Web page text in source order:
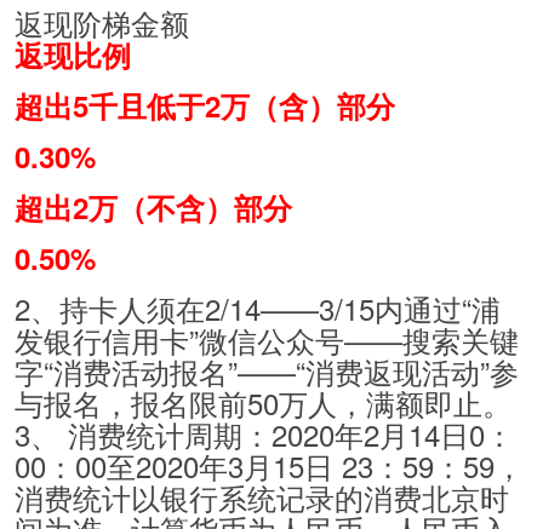
返现阶梯金额
返现比例
超出5千且低于2万（含）部分
0.30%
超出2万（不含）部分
0.50%
2、持卡人须在2/14——3/15内通过“浦
发银行信用卡”微信公众号——搜索关键
字“消费活动报名”——“消费返现活动”参
与报名，报名限前50万人，满额即止。
3、 消费统计周期：2020年2月14日0：
00：00至2020年3月15日 23：59：59，
消费统计以银行系统记录的消费北京时